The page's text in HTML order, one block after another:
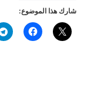
شارك هذا الموضوع: